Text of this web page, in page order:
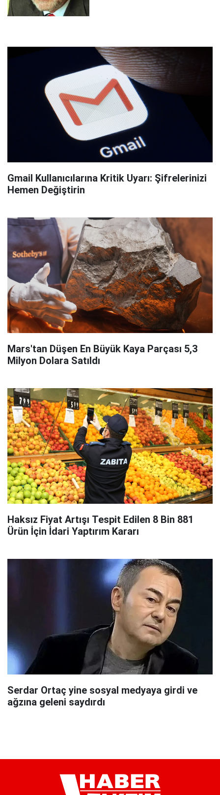
Gmail Kullanıcılarına Kritik Uyarı: Şifrelerinizi
Hemen Değiştirin
Mars'tan Düşen En Büyük Kaya Parçası 5,3
Milyon Dolara Satıldı
Haksız Fiyat Artışı Tespit Edilen 8 Bin 881
Ürün İçin İdari Yaptırım Kararı
Serdar Ortaç yine sosyal medyaya girdi ve
ağzına geleni saydırdı